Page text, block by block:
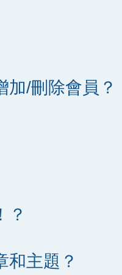
加/刪除會員？
？
和主題？